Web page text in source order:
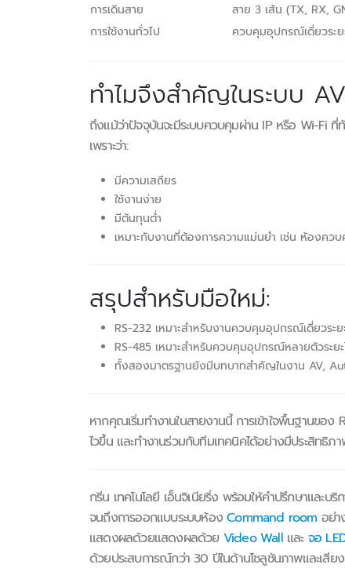
การเดินสาย
สาย 3 เส้น (TX, RX,
การใช้งานทั่วไป
ควบคุมอุปกรณ์เดี่ยวระ
ทำไมจึงสำคัญในระบบ
ถึงแม้ว่าปัจจุบันจะมีระบบควบคุมผ่าน IP หรือ Wi-Fi
เพราะว่า:
มีความเสถียร
ใช้งานง่าย
มีต้นทุนต่ำ
เหมาะกับงานที่ต้องการความแม่นยำ เช่น ห้องค
สรุปสำหรับมือใหม่:
RS-232 เหมาะสำหรับงานควบคุมอุปกรณ์เดี่ยวระ
RS-485 เหมาะสำหรับควบคุมอุปกรณ์หลายตัวร
ทั้งสองมาตรฐานยังมีบทบาทสำคัญในงาน AV,
หากคุณเริ่มทำงานในสายงานนี้ การเข้าใจพื้นฐานขอ
ไวขึ้น และทำงานร่วมกับทีมเทคนิคได้อย่างมีประสิทธิภ
กรีน เทคโนโลยี เอ็นจิเนียริ่ง พร้อมให้คำปรึกษาและบ
จนถึงการออกแบบระบบห้องCommand room อย่า
แสดงผลด้วยแสดงผลด้วย Video Wallและ จอ
ด้วยประสบการณ์กว่า 30 ปีในด้านโซลูชันภาพและเ